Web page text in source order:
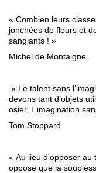
« Combien leurs
jonchées de fleurs et
sanglants ! »
Michel de Montaigne
« Le talent sans
devons tant d’objets
osier. L’imagination
Tom Stoppard
« Au lieu d'opposer au
oppose que la